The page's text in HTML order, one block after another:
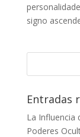
signo
Entradas
La Influencia
Poderes